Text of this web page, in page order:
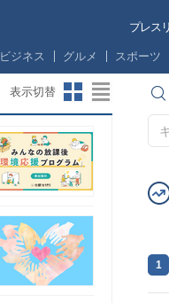
プレス
ビジネス グルメ スポーツ
表示切替
1